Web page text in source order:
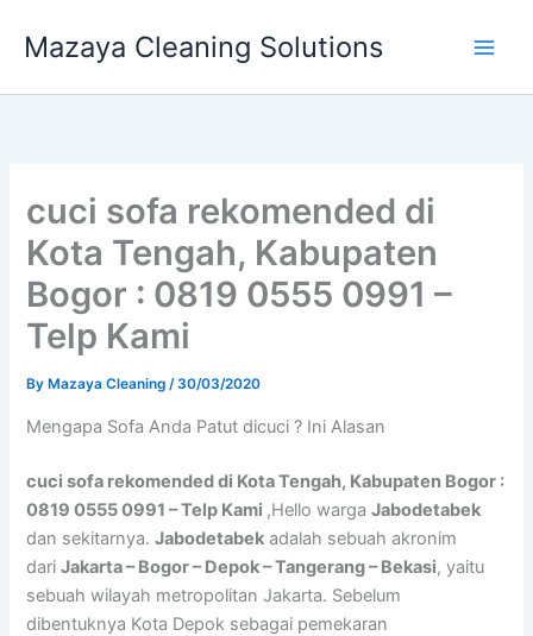
Mazaya Cleaning Solutions
cuci sofa rekomended di
Kota Tengah, Kabupaten
Bogor : 0819 0555 0991 –
Telp Kami
By Mazaya Cleaning/30/03/2020
Mеngара Sofa Andа Patut dicuci ? Ini Alasan
cuci sofa rekomended di Kota Tengah, Kabupaten Bogor :
0819 0555 0991 – Telp Kami ,Hello wargaJabodetabek
dan sekitarnya.Jabodetabek adalah sebuah akronim
dariJakarta – Bogor – Depok – Tangerang – Bekasi, yaitu
sebuah wilayah metropolitan Jakarta. Sebelum
dibentuknya Kota Depok sebagai pemekaran